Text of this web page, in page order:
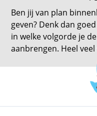
Ben jij van plan
geven? Denk dan
in welke volgorde je
aanbrengen. Heel veel
terug naar